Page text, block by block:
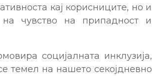
кај корисниците, но и
чувство на припадност и
социјалната инклузија,
темел на нашето секојдневно